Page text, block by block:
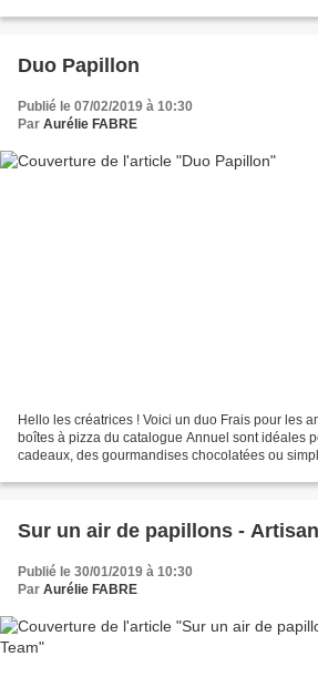
Duo Papillon
Publié le 07/02/2019 à 10:30
Par Aurélie FABRE
Hello les créatrices ! Voici un duo Frais pour les
boîtes à pizza du catalogue Annuel sont idéales
cadeaux, des gourmandises chocolatées ou
Sur un air de papillons -
Publié le 30/01/2019 à 10:30
Par Aurélie FABRE